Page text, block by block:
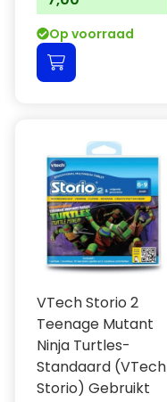
Op voorraad
VTech Storio 2
Teenage Mutant
Ninja Turtles-
Standaard (VTech
Storio) Gebruikt